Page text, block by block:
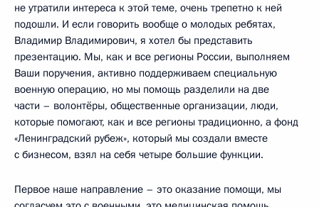
не утратили интереса к этой теме, очень трепетно к ней
подошли. И если говорить вообще о молодых ребятах,
Владимир Владимирович, я хотел бы представить
презентацию. Мы, как и все регионы России, выполняем
Ваши поручения, активно поддерживаем специальную
военную операцию, но мы помощь разделили на две
части – волонтёры, общественные организации, люди,
которые помогают, как и все регионы традиционно, а фонд
«Ленинградский рубеж», который мы создали вместе
с бизнесом, взял на себя четыре большие функции.
Первое наше направление – это оказание помощи, мы